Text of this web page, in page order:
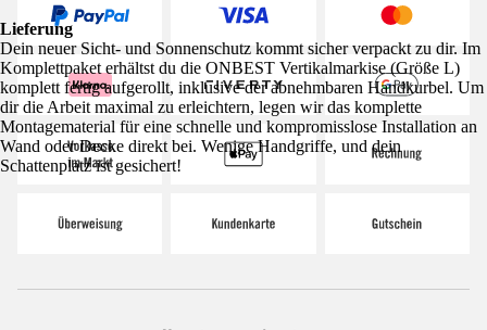
Lieferung
Dein neuer Sicht- und Sonnenschutz kommt sicher verpackt zu dir. Im
Komplettpaket erhältst du die ONBEST Vertikalmarkise (Größe L)
komplett fertig aufgerollt, inklusive der abnehmbaren Handkurbel. Um
dir die Arbeit maximal zu erleichtern, legen wir das komplette
Montagematerial für eine schnelle und kompromisslose Installation an
Wand oder Decke direkt bei. Wenige Handgriffe, und dein
Schattenplatz ist gesichert!